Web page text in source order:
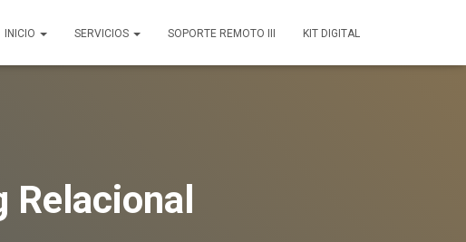
INICIO SERVICIOS SOPORTE REMOTO III KIT DIGITAL